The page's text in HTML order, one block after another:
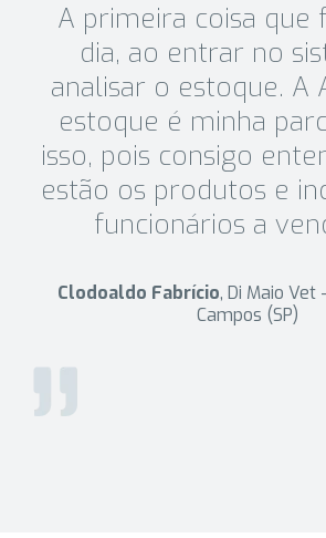
A primeira coisa que
dia, ao entrar no
analisar o estoque. A
estoque é minha
isso, pois consigo
estão os produtos e
funcionários a
Clodoaldo Fabrício, Di Maio Vet
Campos (SP)